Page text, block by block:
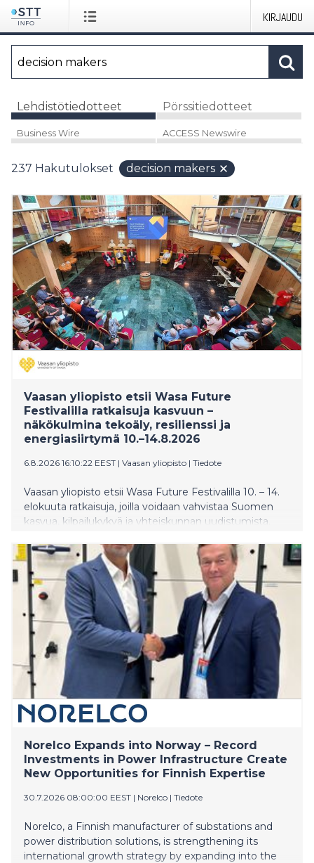
KIRJAUDU
Lehdistötiedotteet Pörssitiedotteet
Business Wire ACCESS Newswire
237 Hakutulokset decision makers
Vaasan yliopisto etsii Wasa Future
Festivalilla ratkaisuja kasvuun –
näkökulmina tekoäly, resilienssi ja
energiasiirtymä 10.–14.8.2026
6.8.2026 16:10:22 EEST | Vaasan yliopisto | Tiedote
Vaasan yliopisto etsii Wasa Future Festivalilla 10. – 14.
elokuuta ratkaisuja, joilla voidaan vahvistaa Suomen
kasvua, kilpailukykyä ja yhteiskunnan uudistumista.
tekoälyä, startup-yrittäjyyttä, energiasiirtymää,
datakeskuksia, avaruustaloutta, resilienssiä sekä
tutkimuksen ja yritysten yhteistyötä kasvun ja
investointien tukena.
Norelco Expands into Norway – Record
Investments in Power Infrastructure Create
New Opportunities for Finnish Expertise
30.7.2026 08:00:00 EEST | Norelco | Tiedote
Norelco, a Finnish manufacturer of substations and
power distribution solutions, is strengthening its
international growth strategy by expanding into the